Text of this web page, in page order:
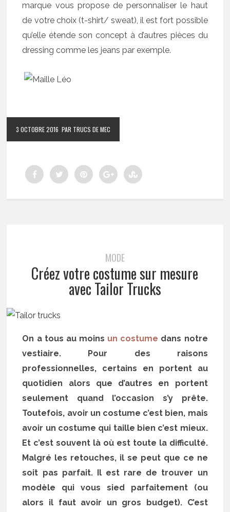
marque vous propose de personnaliser le haut
de votre choix (t-shirt/ sweat), il est fort possible
qu’elle étende son concept à d’autres pièces du
dressing comme les jeans par exemple.
3 OCTOBRE 2016 PAR TRUCS DE MEC
MODE
Créez votre costume sur mesure
avec Tailor Trucks
On a tous au moins un costume dans notre
vestiaire. Pour des raisons
professionnelles, certains en portent au
quotidien alors que d’autres en portent
seulement quand l’occasion s’y prête.
Toutefois, avoir un costume c’est bien, mais
avoir un costume qui taille bien c’est mieux.
Et c’est souvent là où est toute la difficulté.
Malgré les retouches, il se peut que ce ne
soit pas parfait. Il est rare de trouver un
modèle qui vous sied parfaitement (ou
alors il faut avoir un gros budget). C’est